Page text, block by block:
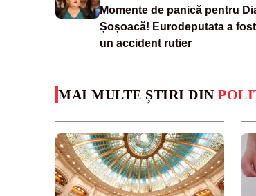
Momente de panică pentru
Șoșoacă! Eurodeputata a
un accident rutier
MAI MULTE ȘTIRI DIN